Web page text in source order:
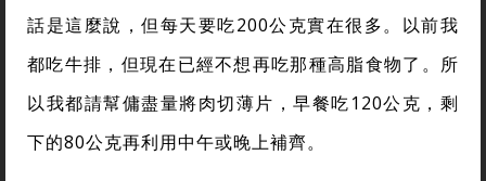
話是這麼說，但每天要吃200公克實在很多。以前我
都吃牛排，但現在已經不想再吃那種高脂食物了。所
以我都請幫傭盡量將肉切薄片，早餐吃120公克，剩
下的80公克再利用中午或晚上補齊。